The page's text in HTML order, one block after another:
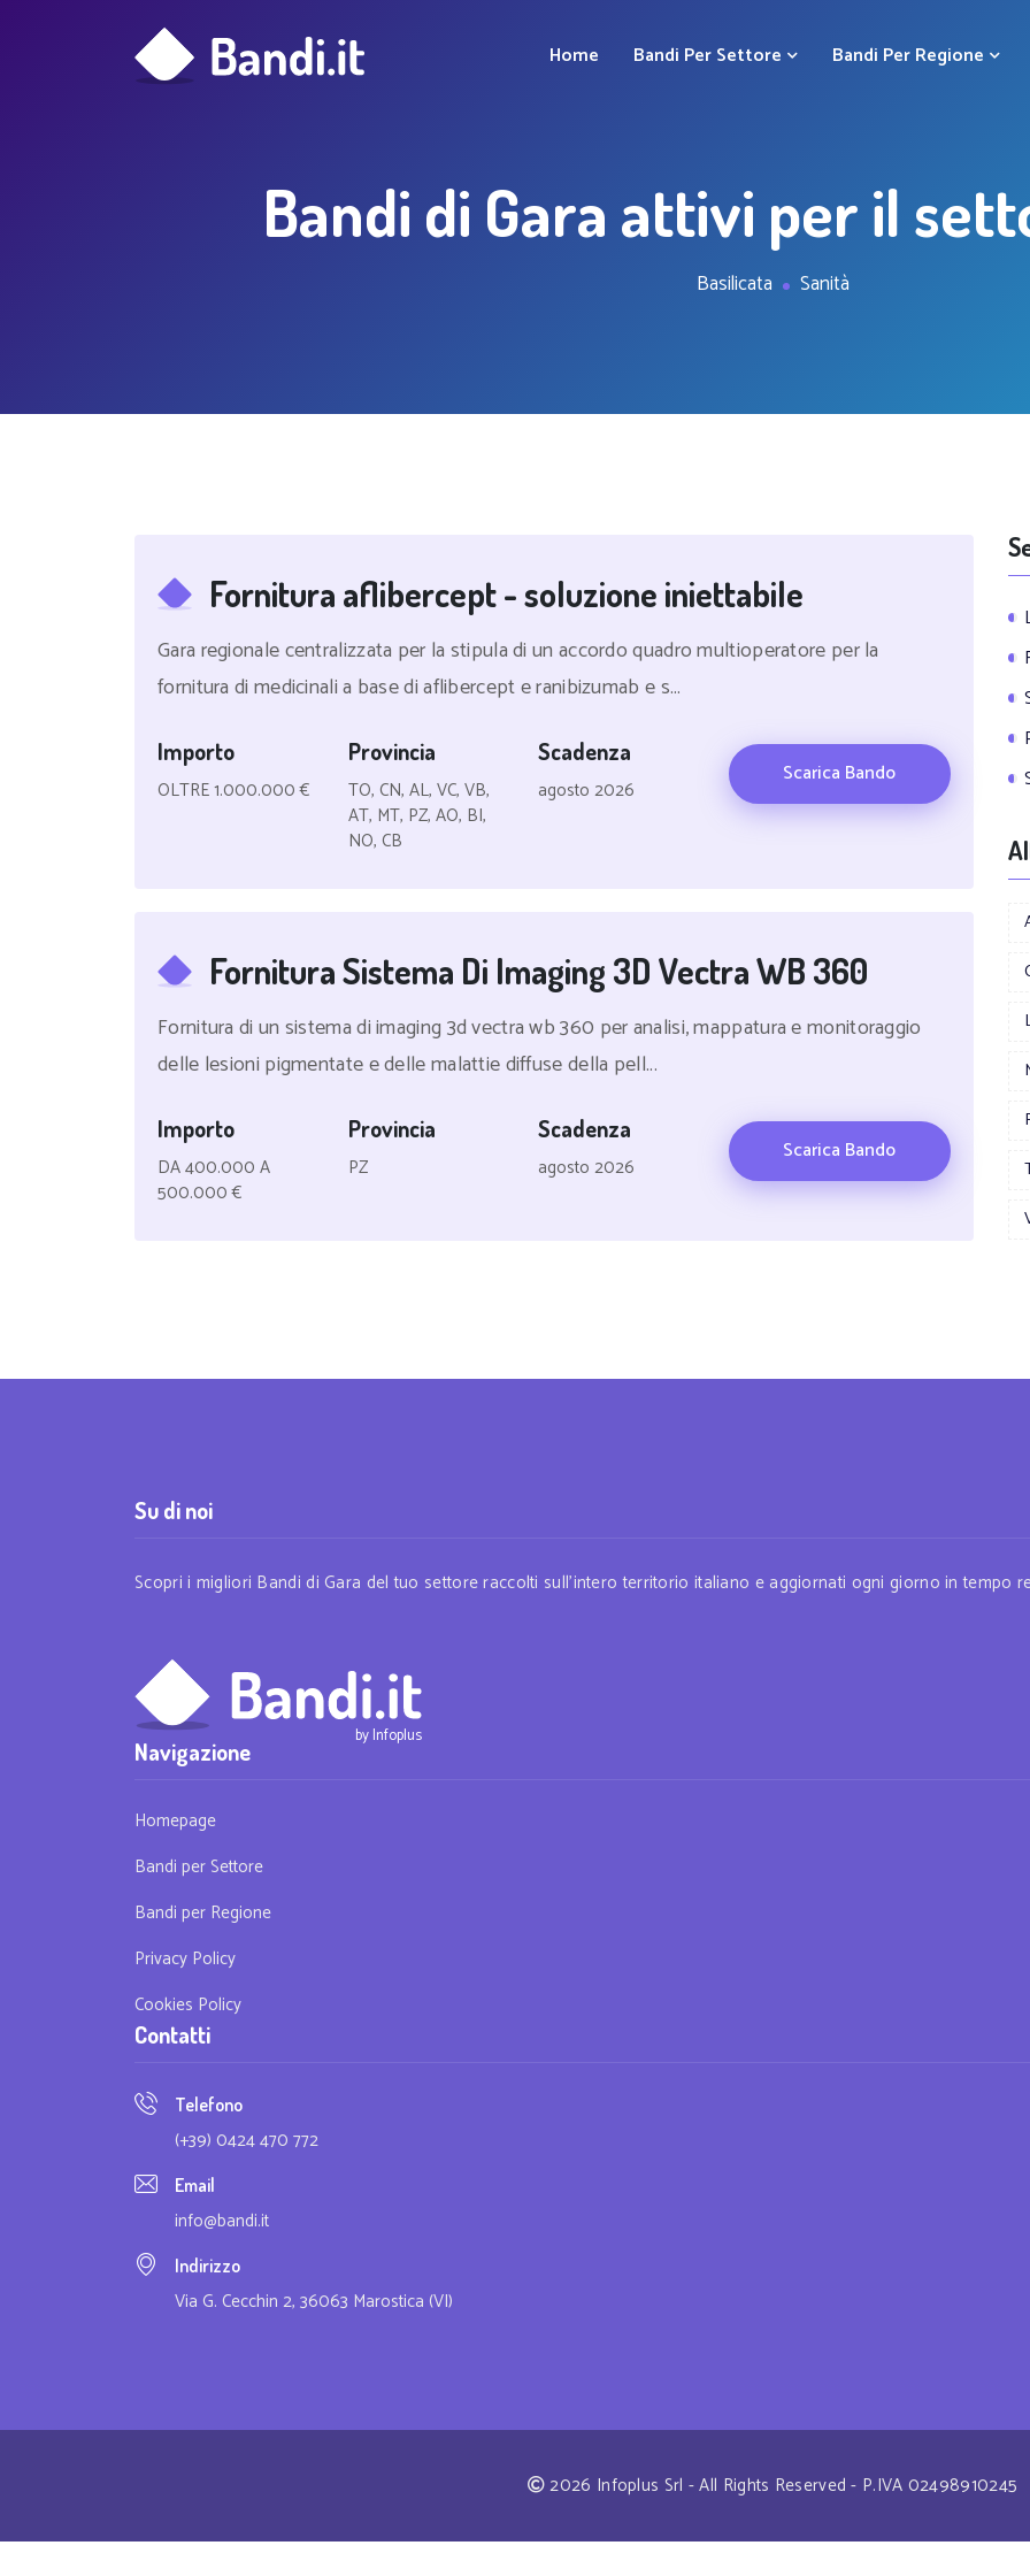
Home Bandi Per Settore Bandi Per Regione
Bandi di Gara attivi per il
Basilicata Sanità
Fornitura aflibercept - soluzione iniettabile
Gara regionale centralizzata per la stipula di un accordo quadro multioperatore per la
fornitura di medicinali a base di aflibercept e ranibizumab e s...
Importo
OLTRE 1.000.000 €
Provincia
TO, CN, AL, VC, VB,
AT, MT, PZ, AO, BI,
NO, CB
Scadenza
agosto 2026
Scarica Bando
Fornitura Sistema Di Imaging 3D Vectra WB 360
Fornitura di un sistema di imaging 3d vectra wb 360 per analisi, mappatura e monitoraggio
delle lesioni pigmentate e delle malattie diffuse della pell...
Importo
DA 400.000 A
500.000 €
Provincia
PZ
Scadenza
agosto 2026
Scarica Bando
Su di noi
Scopri i migliori Bandi di Gara del tuo settore raccolti sull'intero territorio italiano e aggiornati ogni giorno in tempo
Navigazione
Homepage
Bandi per Settore
Bandi per Regione
Privacy Policy
Cookies Policy
Contatti
Telefono
(+39) 0424 470 772
Email
info@bandi.it
Indirizzo
Via G. Cecchin 2, 36063 Marostica (VI)
2026 Infoplus Srl - All Rights Reserved - P.IVA 02498910245